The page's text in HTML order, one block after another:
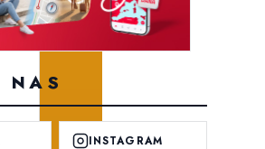
NAS
INSTAGRAM